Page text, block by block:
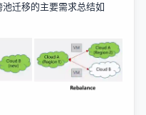
迁移的主要需求总结如